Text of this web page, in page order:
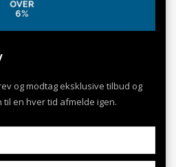
og modtag eksklusive tilbud og
en hver tid afmelde igen.